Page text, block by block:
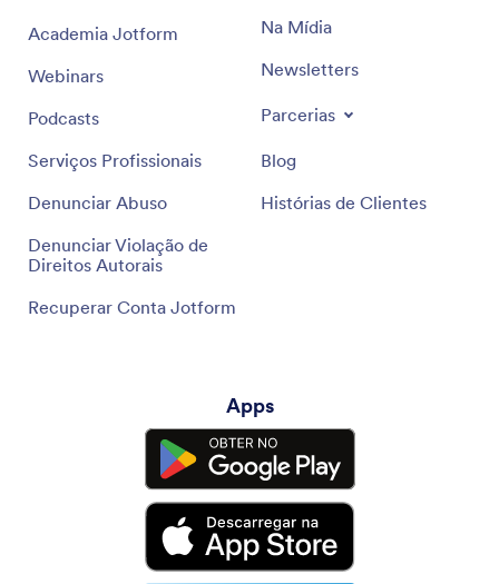
Academia Jotform
Webinars
Podcasts
Serviços Profissionais
Denunciar Abuso
Denunciar Violação de
Direitos Autorais
Recuperar Conta Jotform
Na Mídia
Newsletters
Parcerias
Blog
Histórias de Clientes
Apps